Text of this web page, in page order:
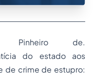
Pinheiro de.
do estado aos
de crime de estupro: